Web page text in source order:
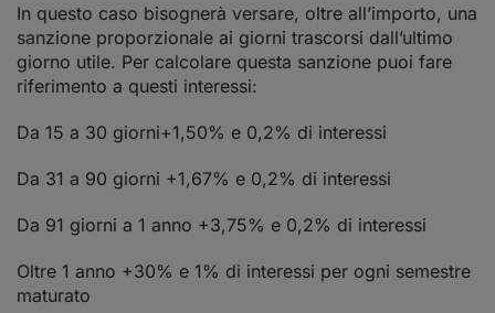
In questo caso bisognerà versare, oltre all’importo, una
sanzione proporzionale ai giorni trascorsi dall’ultimo
giorno utile. Per calcolare questa sanzione puoi fare
riferimento a questi interessi:
Da 15 a 30 giorni+1,50% e 0,2% di interessi
Da 31 a 90 giorni +1,67% e 0,2% di interessi
Da 91 giorni a 1 anno +3,75% e 0,2% di interessi
Oltre 1 anno +30% e 1% di interessi per ogni semestre
maturato